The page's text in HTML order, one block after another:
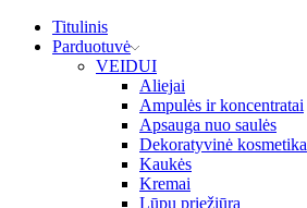
Titulinis
Parduotuvė
VEIDUI
Aliejai
Ampulės ir koncentratai
Apsauga nuo saulės
Dekoratyvinė kosmetika
Kaukės
Kremai
Lūpų priežiūra